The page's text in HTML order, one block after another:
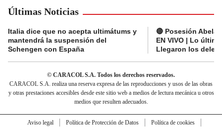
Últimas Noticias
Italia dice que no acepta ultimátums y
mantendrá la suspensión del
Schengen con España
🔴 Posesión
EN VIVO | Lo
Llegaron los
© CARACOL S.A. Todos los derechos reservados.
CARACOL S.A. realiza una reserva expresa de las reproducciones y usos de las obras
y otras prestaciones accesibles desde este sitio web a medios de lectura mecánica u otros
medios que resulten adecuados.
Aviso legal Política de Protección de Datos
Política de cookies